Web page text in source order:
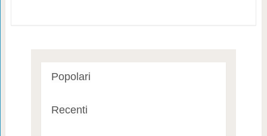
Popolari
Recenti